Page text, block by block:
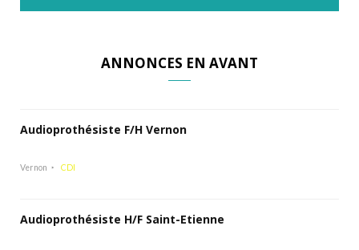
ANNONCES EN AVANT
Audioprothésiste F/H Vernon
Vernon CDI
Audioprothésiste H/F Saint-Etienne